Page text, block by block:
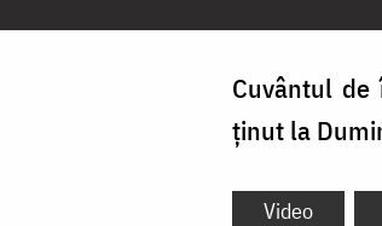
Cuvântul
ținut la
Video